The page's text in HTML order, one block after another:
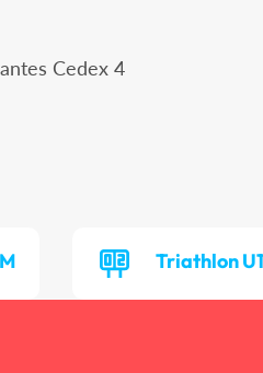
Cedex 4
Triathlon